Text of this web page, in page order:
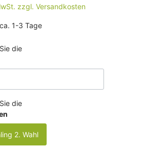
zzgl. Versandkosten
1-3 Tage
die
die
2. Wahl